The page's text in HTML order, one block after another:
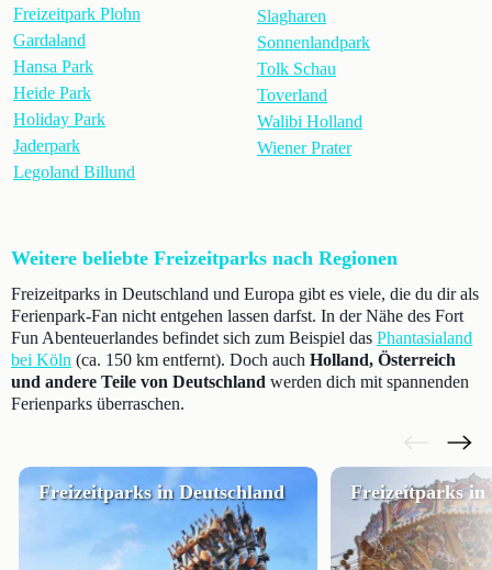
Freizeitpark Plohn
Gardaland
Hansa Park
Heide Park
Holiday Park
Jaderpark
Legoland Billund
Slagharen
Sonnenlandpark
Tolk Schau
Toverland
Walibi Holland
Wiener Prater
Weitere beliebte Freizeitparks nach Regionen
Freizeitparks in Deutschland und Europa gibt es viele, die du dir als
Ferienpark-Fan nicht entgehen lassen darfst. In der Nähe des Fort
Fun Abenteuerlandes befindet sich zum Beispiel das Phantasialand
bei Köln (ca. 150 km entfernt). Doch auch Holland, Österreich
und andere Teile von Deutschland werden dich mit spannenden
Ferienparks überraschen.
Freizeitparks in Deutschland Freizeitparks in